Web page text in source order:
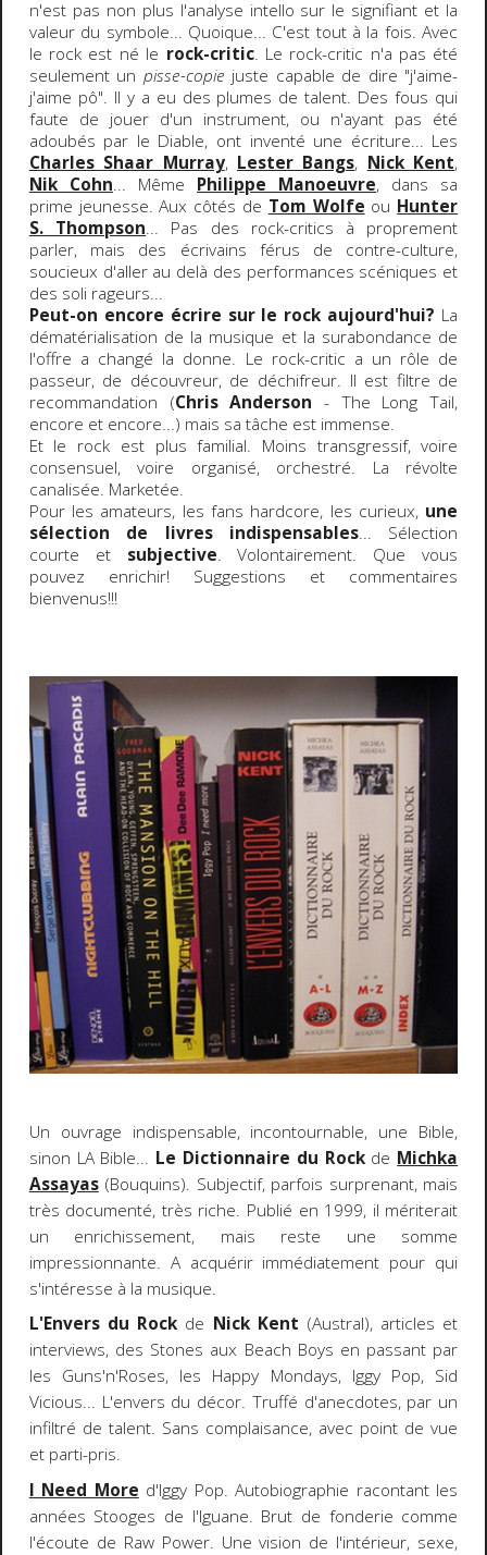
n'est pas non plus l'analyse intello sur le signifiant et la
valeur du symbole... Quoique... C'est tout à la fois. Avec
le rock est né le rock-critic. Le rock-critic n'a pas été
seulement un pisse-copie juste capable de dire "j'aime-
j'aime pô". Il y a eu des plumes de talent. Des fous qui
faute de jouer d'un instrument, ou n'ayant pas été
adoubés par le Diable, ont inventé une écriture... Les
Charles Shaar Murray, Lester Bangs, Nick Kent,
Nik Cohn... Même Philippe Manoeuvre, dans sa
prime jeunesse. Aux côtés de Tom Wolfe ou Hunter
S. Thompson... Pas des rock-critics à proprement
parler, mais des écrivains férus de contre-culture,
soucieux d'aller au delà des performances scéniques et
des soli rageurs...
Peut-on encore écrire sur le rock aujourd'hui? La
dématérialisation de la musique et la surabondance de
l'offre a changé la donne. Le rock-critic a un rôle de
passeur, de découvreur, de déchifreur. Il est filtre de
recommandation (Chris Anderson - The Long Tail,
encore et encore...) mais sa tâche est immense.
Et le rock est plus familial. Moins transgressif, voire
consensuel, voire organisé, orchestré. La révolte
canalisée. Marketée.
Pour les amateurs, les fans hardcore, les curieux, une
sélection de livres indispensables... Sélection
courte et subjective. Volontairement. Que vous
pouvez enrichir! Suggestions et commentaires
bienvenus!!!
Un ouvrage indispensable, incontournable, une Bible,
sinon LA Bible... Le Dictionnaire du Rockde Michka
Assayas(Bouquins). Subjectif, parfois surprenant, mais
très documenté, très riche. Publié en 1999, il mériterait
un enrichissement, mais reste une somme
impressionnante. A acquérir immédiatement pour qui
s'intéresse à la musique.
L'Envers du Rockde Nick Kent (Austral), articles et
interviews, des Stones aux Beach Boys en passant par
les Guns'n'Roses, les Happy Mondays, Iggy Pop, Sid
Vicious... L'envers du décor. Truffé d'anecdotes, par un
infiltré de talent. Sans complaisance, avec point de vue
et parti-pris.
I Need More d'Iggy Pop. Autobiographie racontant les
années Stooges de l'Iguane. Brut de fonderie comme
l'écoute de Raw Power. Une vision de l'intérieur, sexe,